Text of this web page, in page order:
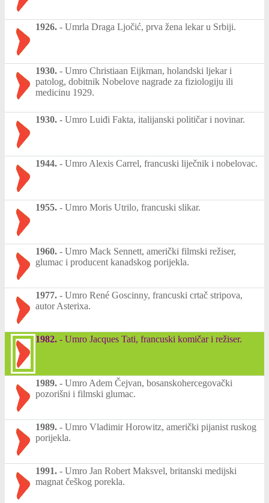
1926. - Umrla Draga Ljočić, prva žena lekar u Srbiji.
1930. - Umro Christiaan Eijkman, holandski ljekar i
patolog, dobitnik Nobelove nagrade za fiziologiju ili
medicinu 1929.
1930. - Umro Luiđi Fakta, italijanski političar i novinar.
1944. - Umro Alexis Carrel, francuski liječnik i nobelovac.
1955. - Umro Moris Utrilo, francuski slikar.
1960. - Umro Mack Sennett, američki filmski režiser,
glumac i producent kanadskog porijekla.
1977. - Umro René Goscinny, francuski crtač stripova,
autor Asterixa.
1982. - Umro Jacques Tati, francuski komičar i režiser.
1989. - Umro Adem Čejvan, bosanskohercegovački
pozorišni i filmski glumac.
1989. - Umro Vladimir Horowitz, američki pijanist ruskog
porijekla.
1991. - Umro Jan Robert Maksvel, britanski medijski
magnat češkog porekla.